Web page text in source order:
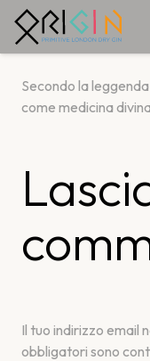
Secondo la
come medicina
Il tuo indirizzo email
obbligatori sono